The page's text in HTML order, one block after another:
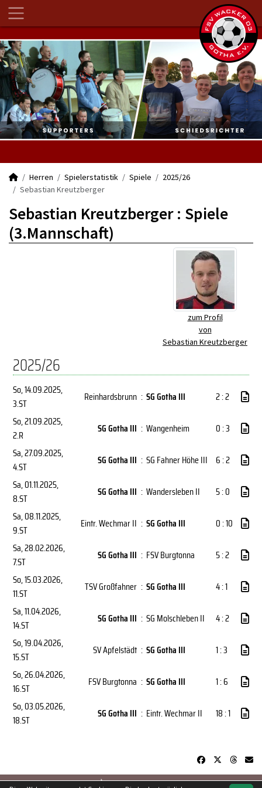
Herren Spielerstatistik Spiele
2025/26
Sebastian Kreutzberger
Sebastian Kreutzberger : Spiele
(3.Mannschaft)
zum Profil
von
Sebastian Kreutzberger
2025/26
So, 14.09.2025,
3.ST
Reinhardsbrunn : SG Gotha III
2 : 2
So, 21.09.2025,
2.R
SG Gotha III : Wangenheim
0 : 3
Sa, 27.09.2025,
4.ST
SG Gotha III : SG Fahner Höhe III 6 : 2
Sa, 01.11.2025,
8.ST
SG Gotha III : Wandersleben II
5 : 0
Sa, 08.11.2025,
9.ST
Eintr. Wechmar II : SG Gotha III
0 : 10
Sa, 28.02.2026,
7.ST
SG Gotha III : FSV Burgtonna
5 : 2
So, 15.03.2026,
11.ST
TSV Großfahner : SG Gotha III
4 : 1
Sa, 11.04.2026,
14.ST
SG Gotha III : SG Molschleben II
4 : 2
So, 19.04.2026,
15.ST
SV Apfelstädt : SG Gotha III
1 : 3
So, 26.04.2026,
16.ST
FSV Burgtonna : SG Gotha III
1 : 6
So, 03.05.2026,
18.ST
SG Gotha III : Eintr. Wechmar II 18 : 1
soccero.de